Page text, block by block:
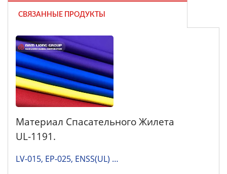
СВЯЗАННЫЕ ПРОДУКТЫ
Материал Спасательного Жилета
UL-1191.
LV-015, EP-025, ENSS(UL) …